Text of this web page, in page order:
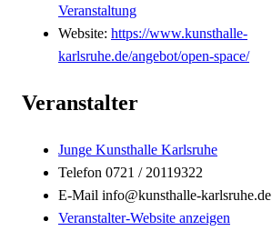
Veranstaltung
Website: https://www.kunsthalle-
karlsruhe.de/angebot/open-space/
Veranstalter
Junge Kunsthalle Karlsruhe
Telefon 0721 / 20119322
E-Mail info@kunsthalle-karlsruhe.de
Veranstalter-Website anzeigen